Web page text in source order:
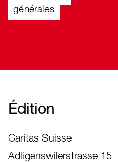
générales
Édition
Caritas Suisse
Adligenswilerstrasse 15